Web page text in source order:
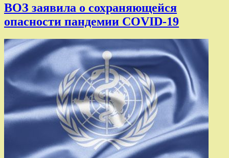
ВОЗ заявила о сохраняющейся
опасности пандемии COVID-19